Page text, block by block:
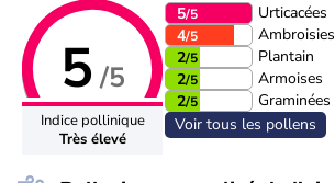
5 /5
Indice pollinique
Très élevé
5/5
Urticacées
4/5
Ambroisies
2/5
Plantain
2/5
Armoises
2/5
Graminées
Voir tous les pollens